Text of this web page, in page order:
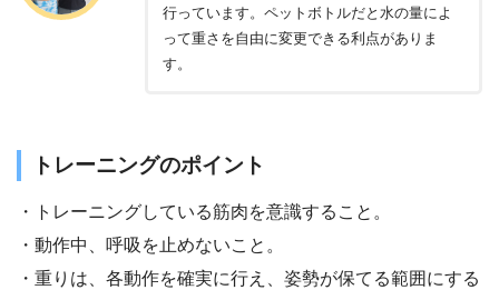
行っています。ペットボトルだと水の量によ
って重さを自由に変更できる利点がありま
す。
トレーニングのポイント
・トレーニングしている筋肉を意識すること。
・動作中、呼吸を止めないこと。
・重りは、各動作を確実に行え、姿勢が保てる範囲にする